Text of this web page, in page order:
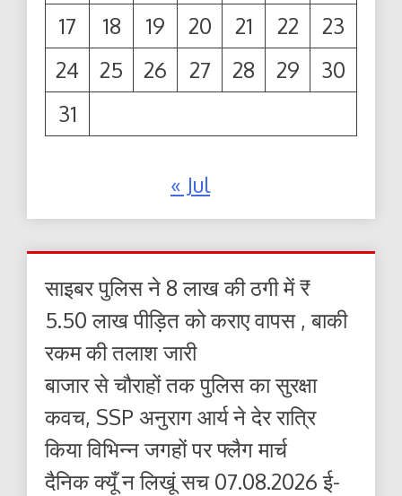
17
18 19 20 21 22
23
24
25 26 27 28 29
30
31
« Jul
साइबर पुलिस ने 8 लाख की ठगी में ₹
5.50 लाख पीड़ित को कराए वापस , बाकी
रकम की तलाश जारी
बाजार से चौराहों तक पुलिस का सुरक्षा
कवच, SSP अनुराग आर्य ने देर रात्रि
किया विभिन्न जगहों पर फ्लैग मार्च
दैनिक क्यूँ न लिखूं सच 07.08.2026 ई-